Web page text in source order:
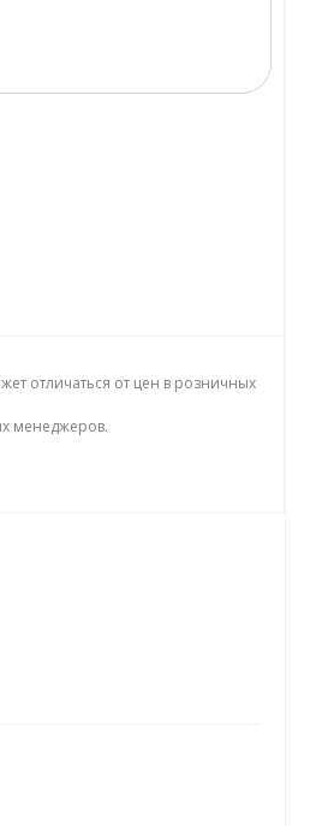
отличаться от цен в розничных
менеджеров.